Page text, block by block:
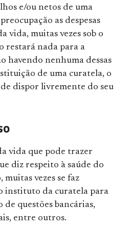
e/ou netos de uma
as despesas
vida, muitas vezes sob o
restará nada para a
havendo nenhuma dessas
de uma curatela, o
dispor livremente do seu
vida que pode trazer
diz respeito à saúde do
vezes se faz
instituto da curatela para
questões bancárias,
entre outros.